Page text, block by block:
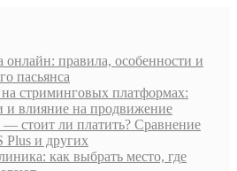
онлайн: правила, особенности и
пасьянса
стриминговых платформах:
и влияние на продвижение
стоит ли платить? Сравнение
Plus и других
как выбрать место, где